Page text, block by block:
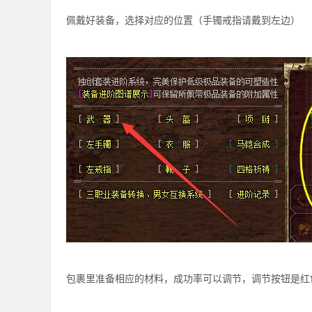
佩戴好装备，选择对应的位置（手镯戒指请戴到左边）
包裹里准备相应的材料，成功率可以调节，调节按钮是